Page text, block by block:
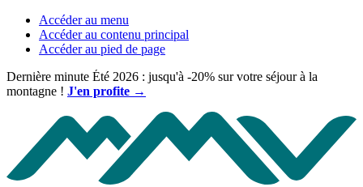
Accéder au menu
Accéder au contenu principal
Accéder au pied de page
Dernière minute Été 2026 : jusqu'à -20% sur votre séjour à la
montagne ! J'en profite →